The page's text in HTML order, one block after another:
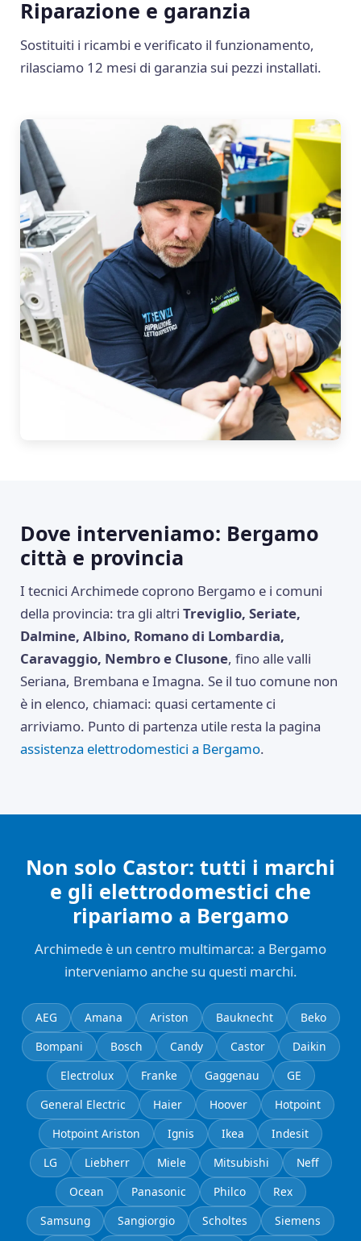
Riparazione e garanzia
Sostituiti i ricambi e verificato il funzionamento,
rilasciamo 12 mesi di garanzia sui pezzi installati.
Dove interveniamo: Bergamo
città e provincia
I tecnici Archimede coprono Bergamo e i comuni
della provincia: tra gli altriTreviglio, Seriate,
Dalmine, Albino, Romano di Lombardia,
Caravaggio, Nembro e Clusone, fino alle valli
Seriana, Brembana e Imagna. Se il tuo comune non
è in elenco, chiamaci: quasi certamente ci
arriviamo. Punto di partenza utile resta la pagina
assistenza elettrodomestici a Bergamo.
Non solo Castor: tutti i marchi
e gli elettrodomestici che
ripariamo a Bergamo
Archimede è un centro multimarca: a Bergamo
interveniamo anche su questi marchi.
AEG Amana Ariston Bauknecht
Beko
Bompani
Bosch Candy Castor
Daikin
Electrolux
Franke Gaggenau
GE
General Electric
Haier Hoover
Hotpoint
Hotpoint Ariston
Ignis Ikea
Indesit
LG
Liebherr Miele Mitsubishi
Neff
Ocean
Panasonic Philco
Rex
Samsung
Sangiorgio Scholtes
Siemens